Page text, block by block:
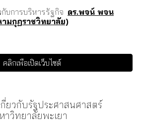
กับการบริหารรัฐกิจ ดร.พจน์ พจน
มกุฏราชวิทยาลัย)
คลิกเพื่อเปิดเว็บไซต์
ยวกับรัฐประศาสนศาสตร์
าวิทยาลัยพะเยา